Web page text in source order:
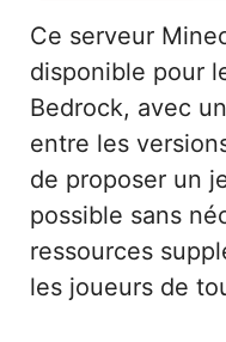
Ce serveur
disponible pour
Bedrock, avec
entre les
de proposer un
possible sans
ressources
les joueurs de